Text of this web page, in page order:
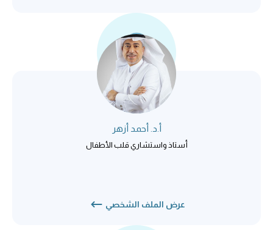
أ.د. أحمد أزهر
أستاذ واستشاري قلب الأطفال
عرض الملف الشخصي